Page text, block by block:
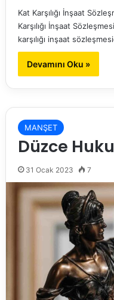
Kat Karşılığı İnşaat
Karşılığı İnşaat
karşılığı inşaat
Devamını Oku »
MANŞET
Düzce
31 Ocak 2023 7